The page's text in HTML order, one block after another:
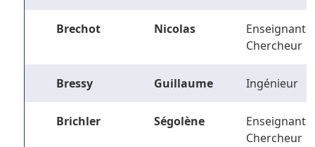
Brechot Nicolas
Enseignant-
Chercheur
Bressy Guillaume Ingénieur
Brichler Ségolène
Enseignant-
Chercheur